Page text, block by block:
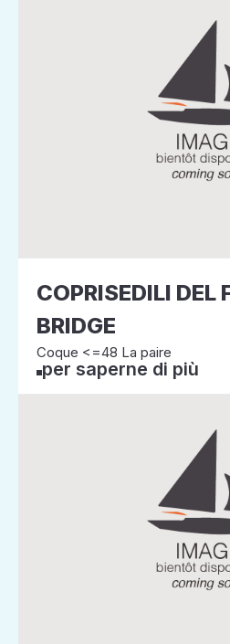
COPRISEDILI DEL
BRIDGE
Coque <=48 La paire
per saperne di più